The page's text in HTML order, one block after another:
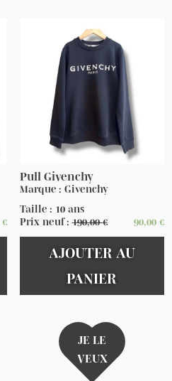
€
Pull Givenchy
Marque : Givenchy
Taille : 10 ans
Prix neuf :190,00€ 90,00 €
AJOUTER AU
PANIER
JE LE
VEUX